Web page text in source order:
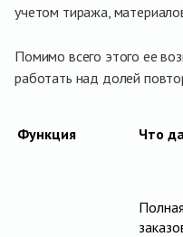
учетом тиража,
Помимо всего этого ее
работать над долей
Функция Что